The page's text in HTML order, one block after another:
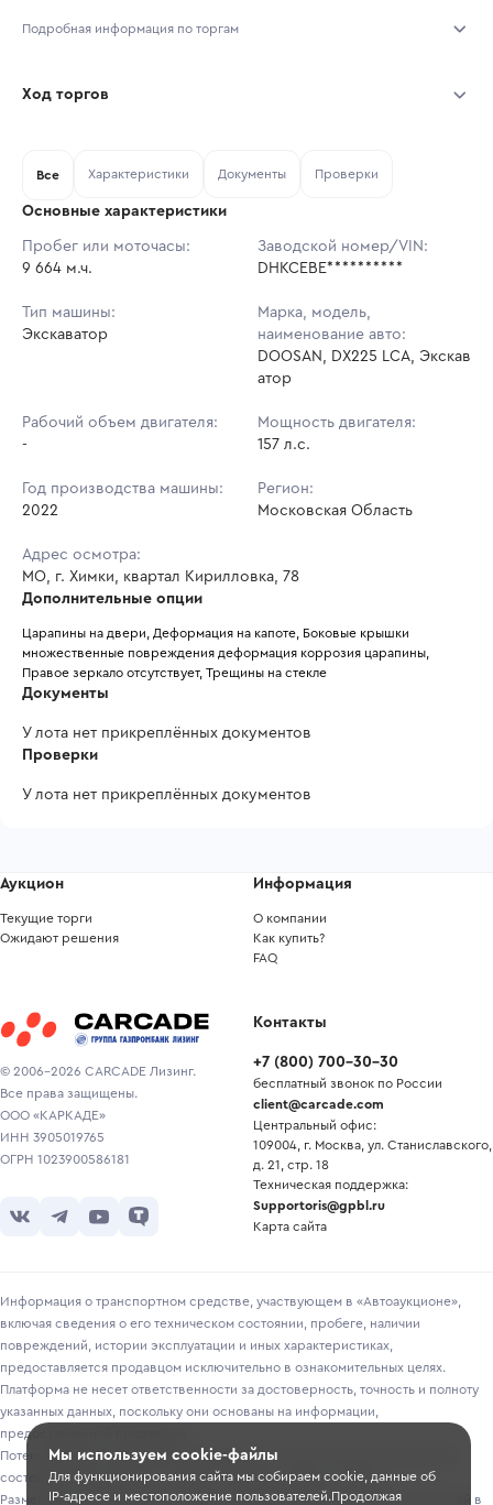
Подробная информация по торгам
Тип аукциона: Открытые торги
Шаг торгов: 108 391 ₽
Кол-во ставок:
Московская Область
Ход торгов
Ставок не найдено
в аукционах
Все Характеристики Документы Проверки
Основные характеристики
Пробег или моточасы:
9 664 м.ч.
Заводской номер/VIN:
DHKCEBE**********
Тип машины:
Экскаватор
Марка, модель,
наименование авто:
DOOSAN, DX225 LCA, Экскав
атор
Рабочий объем двигателя:
-
Мощность двигателя:
157 л.с.
Год производства машины:
2022
Регион:
Московская Область
Адрес осмотра:
МО, г. Химки, квартал Кирилловка, 78
Дополнительные опции
Царапины на двери, Деформация на капоте, Боковые крышки
множественные повреждения деформация коррозия царапины,
Правое зеркало отсутствует, Трещины на стекле
Документы
У лота нет прикреплённых документов
Проверки
У лота нет прикреплённых документов
© 2006-2026 CARCADE Лизинг.
Все права защищены.
ООО «КАРКАДЕ»
ИНН 3905019765
ОГРН 1023900586181
Аукцион
Текущие торги
Ожидают решения
Информация
О компании
Как купить?
FAQ
Контакты
+7 (800) 700-30-30
бесплатный звонок по России
client@carcade.com
Центральный офис:
109004, г. Москва, ул. Станиславского,
д. 21, стр. 18
Техническая поддержка:
Supportoris@gpbl.ru
Карта сайта
Информация о транспортном средстве, участвующем в «Автоаукционе»,
включая сведения о его техническом состоянии, пробеге, наличии
повреждений, истории эксплуатации и иных характеристиках,
предоставляется продавцом исключительно в ознакомительных целях.
Платформа не несет ответственности за достоверность, точность и полноту
указанных данных, поскольку они основаны на информации,
предоставленной продавцом.
Потенциальным покупателям рекомендуется самостоятельно проверять
состояние транспортного средства перед участием в торгах.
Размещение информации о лотах на сайте не является публичной офертой в
Мы используем cookie-файлы
Для функционирования сайта мы собираем cookie, данные об
IP-адресе и местоположение пользователей.Продолжая